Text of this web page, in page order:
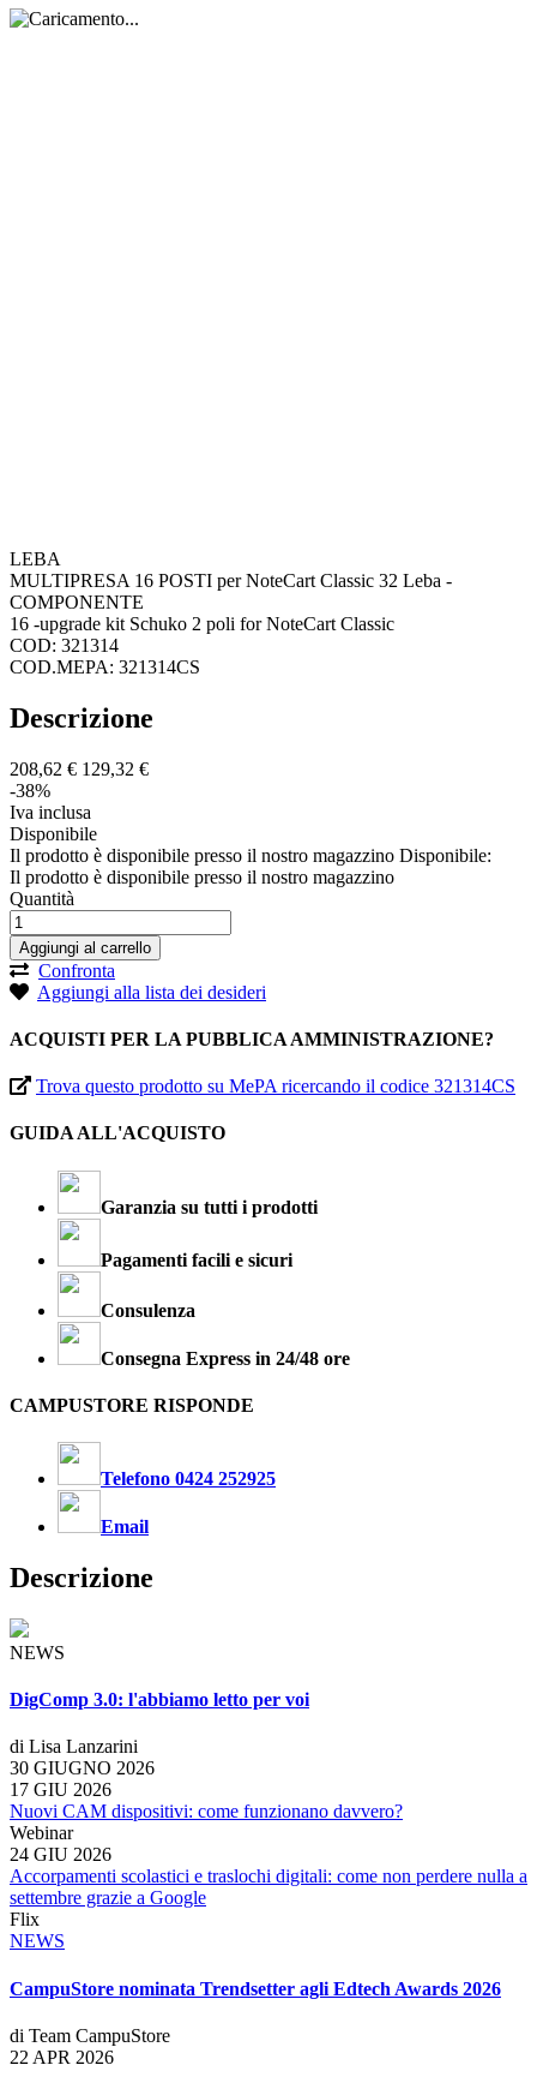
LEBA
MULTIPRESA 16 POSTI per NoteCart Classic 32 Leba -
COMPONENTE
16 -upgrade kit Schuko 2 poli for NoteCart Classic
COD: 321314
COD.MEPA: 321314CS
Descrizione
208,62 € 129,32 €
-38%
Iva inclusa
Disponibile
Il prodotto è disponibile presso il nostro magazzino Disponibile:
Il prodotto è disponibile presso il nostro magazzino
Quantità
Aggiungi al carrello
Confronta
Aggiungi alla lista dei desideri
ACQUISTI PER LA PUBBLICA AMMINISTRAZIONE?
Trova questo prodotto su MePA ricercando il codice 321314CS
GUIDA ALL'ACQUISTO
Garanzia su tutti i prodotti
Pagamenti facili e sicuri
Consulenza
Consegna Express in 24/48 ore
CAMPUSTORE RISPONDE
Telefono 0424 252925
Email
Descrizione
NEWS
DigComp 3.0: l'abbiamo letto per voi
di Lisa Lanzarini
30 GIUGNO 2026
17 GIU 2026
Nuovi CAM dispositivi: come funzionano davvero?
Webinar
24 GIU 2026
Accorpamenti scolastici e traslochi digitali: come non perdere nulla a
settembre grazie a Google
Flix
NEWS
CampuStore nominata Trendsetter agli Edtech Awards 2026
di Team CampuStore
22 APR 2026